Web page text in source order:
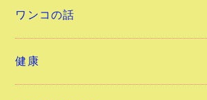
ワンコの話
健康